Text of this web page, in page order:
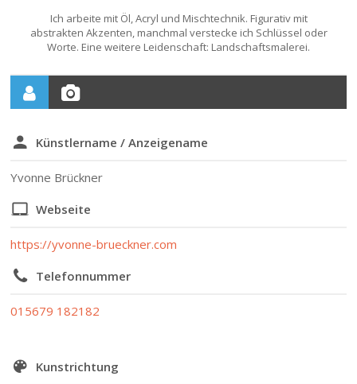
Ich arbeite mit Öl, Acryl und Mischtechnik. Figurativ mit
abstrakten Akzenten, manchmal verstecke ich Schlüssel oder
Worte. Eine weitere Leidenschaft: Landschaftsmalerei.
Künstlername / Anzeigename
Yvonne Brückner
Webseite
https://yvonne-brueckner.com
Telefonnummer
015679 182182
Kunstrichtung